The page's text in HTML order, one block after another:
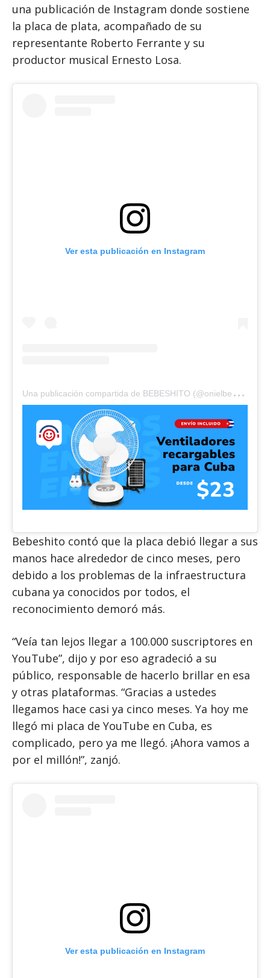
una publicación de Instagram donde sostiene
la placa de plata, acompañado de su
representante Roberto Ferrante y su
productor musical Ernesto Losa.
Ver esta publicación en Instagram
U
na publicación compartida de BEBESHITO (@onielbebeshito)
Bebeshito contó que la placa debió llegar a sus
manos hace alrededor de cinco meses, pero
debido a los problemas de la infraestructura
cubana ya conocidos por todos, el
reconocimiento demoró más.
“Veía tan lejos llegar a 100.000 suscriptores en
YouTube”, dijo y por eso agradeció a su
público, responsable de hacerlo brillar en esa
y otras plataformas. “Gracias a ustedes
llegamos hace casi ya cinco meses. Ya hoy me
llegó mi placa de YouTube en Cuba, es
complicado, pero ya me llegó. ¡Ahora vamos a
por el millón!”, zanjó.
Ver esta publicación en Instagram